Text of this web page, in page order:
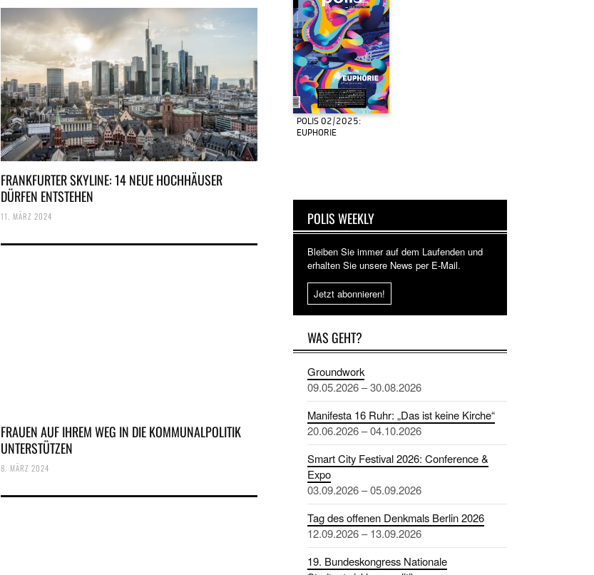
FRANKFURTER SKYLINE: 14 NEUE HOCHHÄUSER
DÜRFEN ENTSTEHEN
11. MÄRZ 2024
FRAUEN AUF IHREM WEG IN DIE KOMMUNALPOLITIK
UNTERSTÜTZEN
8. MÄRZ 2024
POLIS 02/2025:
EUPHORIE
POLIS WEEKLY
Bleiben Sie immer auf dem Laufenden und
erhalten Sie unsere News per E-Mail.
Jetzt abonnieren!
WAS GEHT?
Groundwork
09.05.2026 – 30.08.2026
Manifesta 16 Ruhr: „Das ist keine Kirche“
20.06.2026 – 04.10.2026
Smart City Festival 2026: Conference &
Expo
03.09.2026 – 05.09.2026
Tag des offenen Denkmals Berlin 2026
12.09.2026 – 13.09.2026
19. Bundeskongress Nationale